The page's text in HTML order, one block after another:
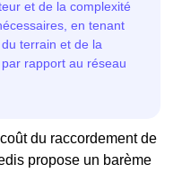
du raccordement de
propose un barème